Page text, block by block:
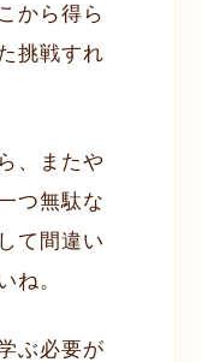
から得ら
挑戦すれ
、またや
つ無駄な
て間違い
ね。
ぶ必要が